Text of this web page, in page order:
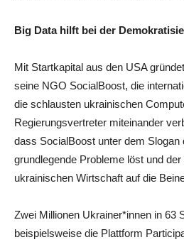
Big Data hilft bei der
Mit Startkapital aus den USA
seine NGO SocialBoost, die
die schlausten ukrainischen
Regierungsvertreter miteinander
dass SocialBoost unter dem Slogan
grundlegende Probleme löst und
ukrainischen Wirtschaft auf die
Zwei Millionen Ukrainer*innen in 63
beispielsweise die Plattform